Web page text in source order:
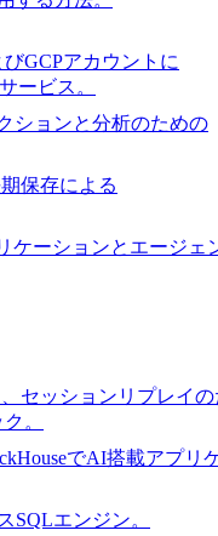
GCPアカウントに
ービス。
ションと分析のための
保存による
ケーションとエージェ
セッションリプレイ
。
でAI搭載アプリ
SQLエンジン。